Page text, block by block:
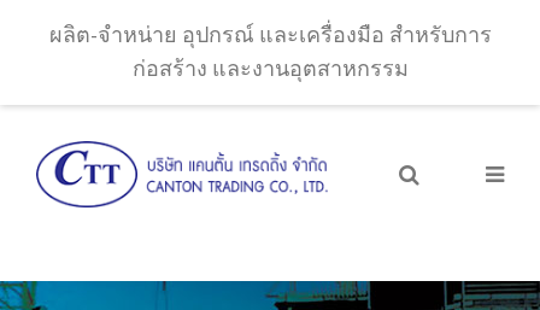
ผลิต-จำหน่าย อุปกรณ์ และเครื่องมือ สำหรับการ
ก่อสร้าง และงานอุตสาหกรรม